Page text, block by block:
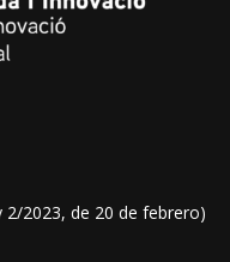
2023, de 20 de febrero)